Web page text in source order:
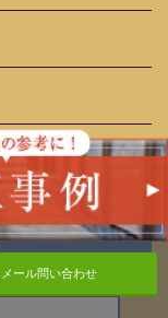
メール問い合わせ